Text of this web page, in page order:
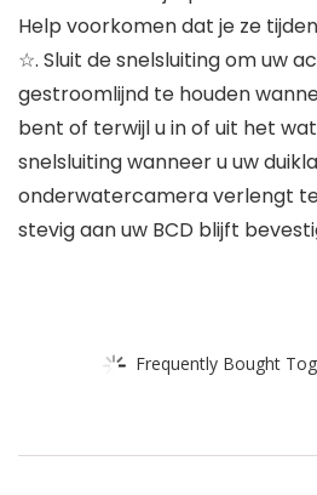
Help voorkomen dat je ze
☆. Sluit de snelsluiting om uw
gestroomlijnd te houden
bent of terwijl u in of uit het
snelsluiting wanneer u uw
onderwatercamera verlengt
stevig aan uw BCD blijft
Frequently Bought